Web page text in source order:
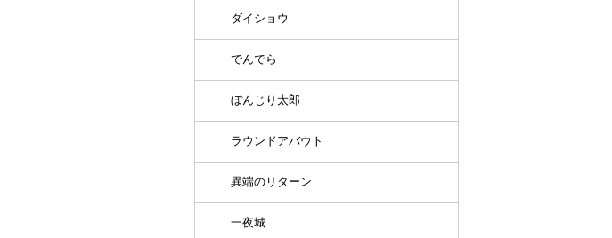
ダイショウ
でんでら
ぼんじり太郎
ラウンドアバウト
異端のリターン
一夜城